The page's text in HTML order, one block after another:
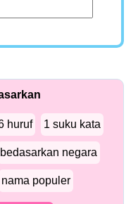
huruf 1 suku kata
bedasarkan negara
nama populer